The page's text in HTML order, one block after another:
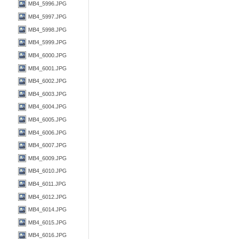
MB4_5996.JPG
MB4_5997.JPG
MB4_5998.JPG
MB4_5999.JPG
MB4_6000.JPG
MB4_6001.JPG
MB4_6002.JPG
MB4_6003.JPG
MB4_6004.JPG
MB4_6005.JPG
MB4_6006.JPG
MB4_6007.JPG
MB4_6009.JPG
MB4_6010.JPG
MB4_6011.JPG
MB4_6012.JPG
MB4_6014.JPG
MB4_6015.JPG
MB4_6016.JPG